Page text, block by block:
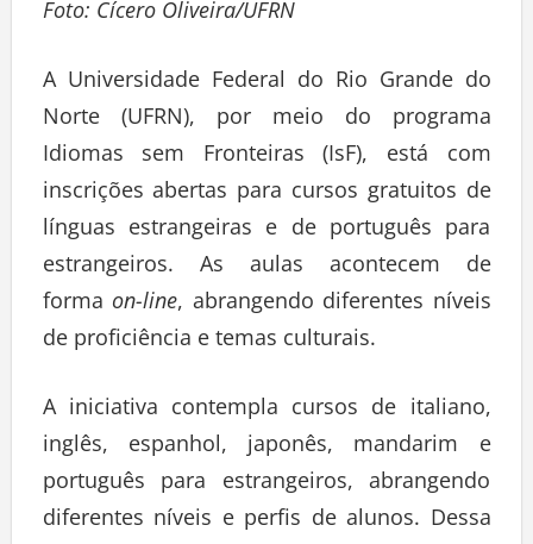
Foto: Cícero Oliveira/UFRN
A Universidade Federal do Rio Grande do
Norte (UFRN), por meio do programa
Idiomas sem Fronteiras (IsF), está com
inscrições abertas para cursos gratuitos de
línguas estrangeiras e de português para
estrangeiros. As aulas acontecem de
forma on-line, abrangendo diferentes níveis
de proficiência e temas culturais.
A iniciativa contempla cursos de italiano,
inglês, espanhol, japonês, mandarim e
português para estrangeiros, abrangendo
diferentes níveis e perfis de alunos. Dessa